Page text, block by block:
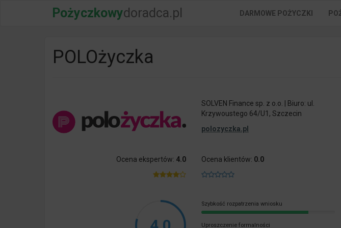
Pożyczkowydoradca.pl DARMOWE POŻYCZKI
POLOżyczka
SOLVEN Finance sp. z o.o. | Biuro: ul.
Krzywoustego 64/U1, Szczecin
polozyczka.pl
Ocena ekspertów: 4.0 Ocena klientów: 0.0
Szybkość rozpatrzenia wniosku
Uproszczenie formalności